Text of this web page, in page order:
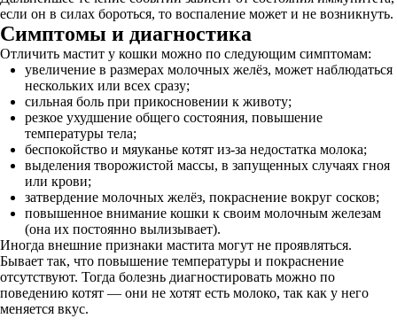
если он в силах бороться, то воспаление может и не возникнуть.
Симптомы и диагностика
Отличить мастит у кошки можно по следующим симптомам:
увеличение в размерах молочных желёз, может наблюдаться
нескольких или всех сразу;
сильная боль при прикосновении к животу;
резкое ухудшение общего состояния, повышение
температуры тела;
беспокойство и мяуканье котят из-за недостатка молока;
выделения творожистой массы, в запущенных случаях гноя
или крови;
затвердение молочных желёз, покраснение вокруг сосков;
повышенное внимание кошки к своим молочным железам
(она их постоянно вылизывает).
Иногда внешние признаки мастита могут не проявляться.
Бывает так, что повышение температуры и покраснение
отсутствуют. Тогда болезнь диагностировать можно по
поведению котят — они не хотят есть молоко, так как у него
меняется вкус.